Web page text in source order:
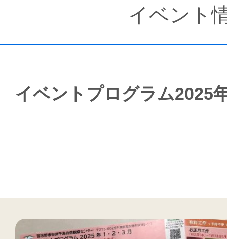
イベント
イベントプログラム2025